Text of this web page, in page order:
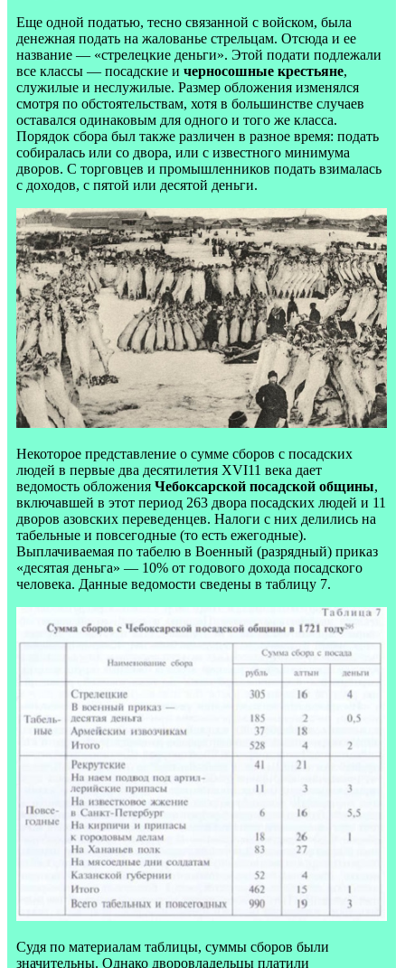
Еще одной податью, тесно связанной с войском, была
денежная подать на жалованье стрельцам. Отсюда и ее
название — «стрелецкие деньги». Этой подати подлежали
все классы — посадские и черносошные крестьяне,
служилые и неслужилые. Размер обложения изменялся
смотря по обстоятельствам, хотя в большинстве случаев
оставался одинаковым для одного и того же класса.
Порядок сбора был также различен в разное время: подать
собиралась или со двора, или с известного минимума
дворов. С торговцев и промышленников подать взималась
с доходов, с пятой или десятой деньги.
Некоторое представление о сумме сборов с посадских
людей в первые два десятилетия XVI11 века дает
ведомость обложения Чебоксарской посадской общины,
включавшей в этот период 263 двора посадских людей и 11
дворов азовских переведенцев. Налоги с них делились на
табельные и повсегодные (то есть ежегодные).
Выплачиваемая по табелю в Военный (разрядный) приказ
«десятая деньга» — 10% от годового дохода посадского
человека. Данные ведомости сведены в таблицу 7.
Судя по материалам таблицы, суммы сборов были
значительны. Однако дворовладельцы платили